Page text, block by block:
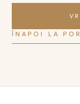
ÎNAPOI LA